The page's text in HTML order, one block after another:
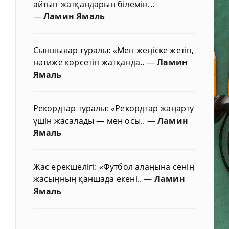
айтып жатқандарын білемін...
—Ламин Ямаль
Сыншылар туралы: «Мен жеңіске жетіп,
нәтиже көрсетіп жатқанда.. —Ламин
Ямаль
Рекордтар туралы: «Рекордтар жаңарту
үшін жасалады — мен осы.. —Ламин
Ямаль
Жас ерекшелігі: «Футбол алаңына сенің
жасыңның қаншада екені..— Ламин
Ямаль